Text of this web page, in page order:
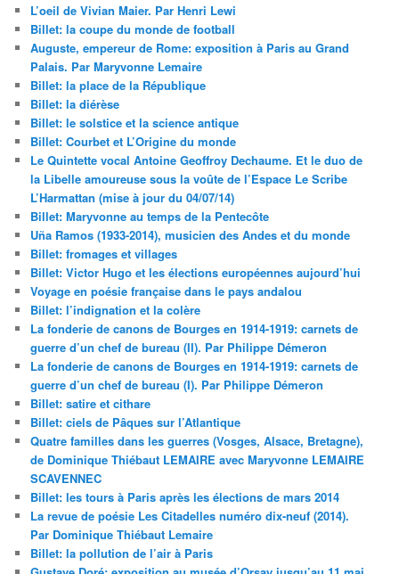
L’oeil de Vivian Maier. Par Henri Lewi
Billet: la coupe du monde de football
Auguste, empereur de Rome: exposition à Paris au Grand
Palais. Par Maryvonne Lemaire
Billet: la place de la République
Billet: la diérèse
Billet: le solstice et la science antique
Billet: Courbet et L’Origine du monde
Le Quintette vocal Antoine Geoffroy Dechaume. Et le duo de
la Libelle amoureuse sous la voûte de l’Espace Le Scribe
L’Harmattan (mise à jour du 04/07/14)
Billet: Maryvonne au temps de la Pentecôte
Uña Ramos (1933-2014), musicien des Andes et du monde
Billet: fromages et villages
Billet: Victor Hugo et les élections européennes aujourd’hui
Voyage en poésie française dans le pays andalou
Billet: l’indignation et la colère
La fonderie de canons de Bourges en 1914-1919: carnets de
guerre d’un chef de bureau (II). Par Philippe Démeron
La fonderie de canons de Bourges en 1914-1919: carnets de
guerre d’un chef de bureau (I). Par Philippe Démeron
Billet: satire et cithare
Billet: ciels de Pâques sur l’Atlantique
Quatre familles dans les guerres (Vosges, Alsace, Bretagne),
de Dominique Thiébaut LEMAIRE avec Maryvonne LEMAIRE
SCAVENNEC
Billet: les tours à Paris après les élections de mars 2014
La revue de poésie Les Citadelles numéro dix-neuf (2014).
Par Dominique Thiébaut Lemaire
Billet: la pollution de l’air à Paris